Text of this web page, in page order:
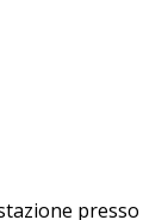
presso